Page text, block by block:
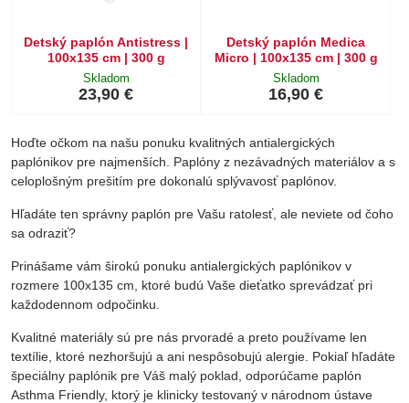
Detský paplón Antistress |
100x135 cm | 300 g
Skladom
23,90 €
Detský paplón Medica
Micro | 100x135 cm | 300 g
Skladom
16,90 €
Hoďte očkom na našu ponuku kvalitných antialergických
paplónikov pre najmenších. Paplóny z nezávadných materiálov a s
celoplošným prešitím pre dokonalú splývavosť paplónov.
Hľadáte ten správny paplón pre Vašu ratolesť, ale neviete od čoho
sa odraziť?
Prinášame vám širokú ponuku antialergických paplónikov v
rozmere 100x135 cm, ktoré budú Vaše dieťatko sprevádzať pri
každodennom odpočinku.
Kvalitné materiály sú pre nás prvoradé a preto používame len
textílie, ktoré nezhoršujú a ani nespôsobujú alergie. Pokiaľ hľadáte
špeciálny paplónik pre Váš malý poklad, odporúčame paplón
Asthma Friendly, ktorý je klinicky testovaný v národnom ústave